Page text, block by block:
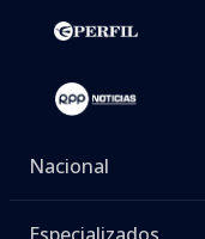
Nacional
Especializados